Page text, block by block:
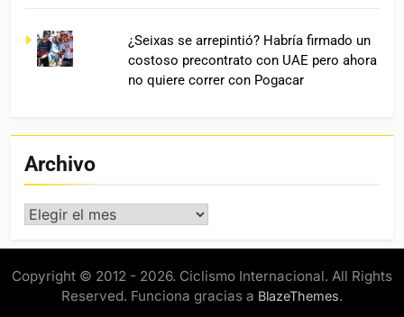
¿Seixas se arrepintió? Habría firmado un
costoso precontrato con UAE pero ahora
no quiere correr con Pogacar
Archivo
Archivo
Copyright © 2012 - 2026. Ciclismo Internacional. All Rights
Reserved. Funciona gracias a BlazeThemes.